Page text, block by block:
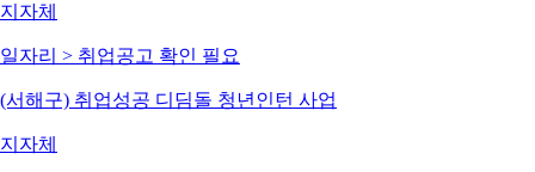
지자체
일자리 > 취업공고 확인 필요
(서해구) 취업성공 디딤돌 청년인턴 사업
지자체